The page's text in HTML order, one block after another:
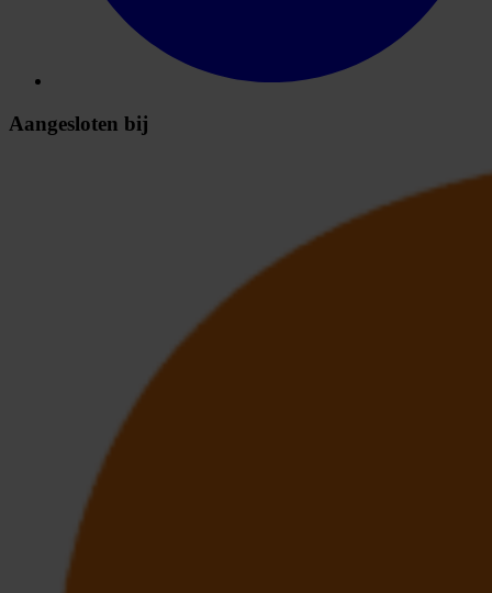
Aangesloten bij